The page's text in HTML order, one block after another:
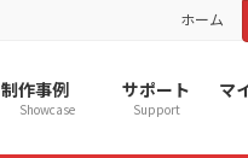
ホーム
制作事例
Showcase
サポート
Support
マ